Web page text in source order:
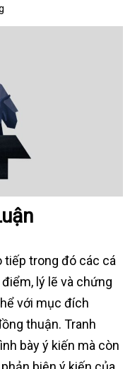
tiếp trong đó các cá
lý lẽ và chứng
với mục đích
thuận. Tranh
bày ý kiến mà còn